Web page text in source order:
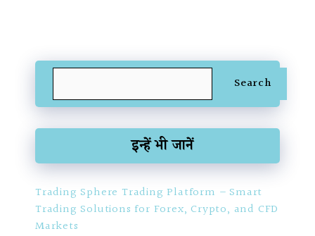
Search
इन्हें भी जानें
Trading Sphere Trading Platform – Smart
Trading Solutions for Forex, Crypto, and CFD
Markets